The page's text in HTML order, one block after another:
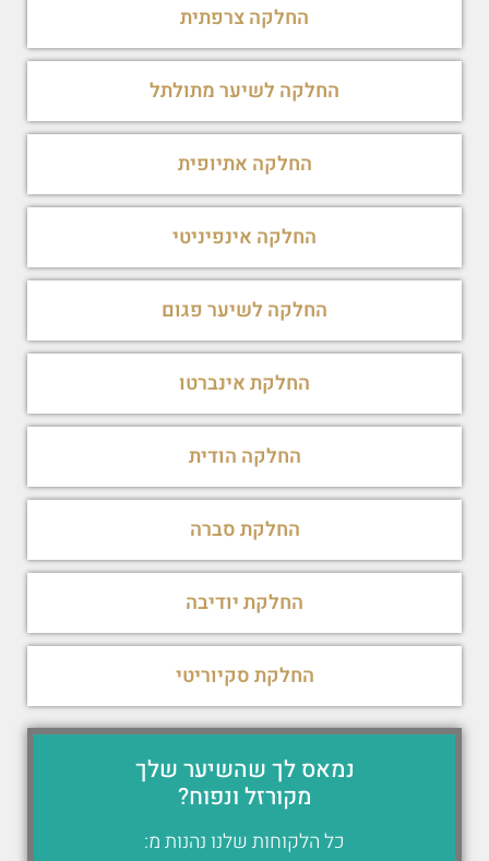
החלקה צרפתית
החלקה לשיער מתולתל
החלקה אתיופית
החלקה אינפיניטי
החלקה לשיער פגום
החלקת אינברטו
החלקה הודית
החלקת סברה
החלקת יודיבה
החלקת סקיוריטי
נמאס לך שהשיער שלך
מקורזל ונפוח?
כל הלקוחות שלנו נהנות מ: